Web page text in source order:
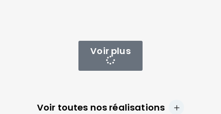
Voir plus
Voir toutes nos réalisations